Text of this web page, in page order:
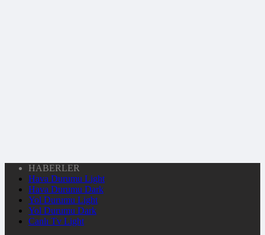
HABERLER
Hava Durumu Light
Hava Durumu Dark
Yol Durumu Light
Yol Durumu Dark
Canlı Tv Light